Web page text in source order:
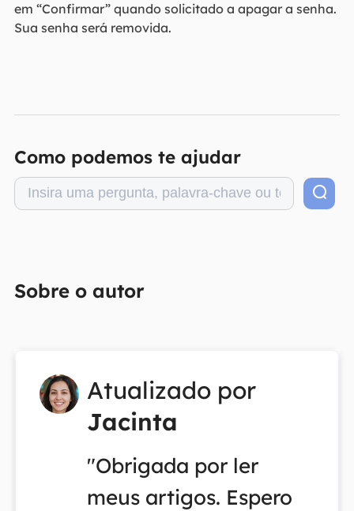
em “Confirmar” quando solicitado a apagar a senha.
Sua senha será removida.
Como podemos te ajudar
Sobre o autor
Atualizado por
Jacinta
"Obrigada por ler
meus artigos. Espero